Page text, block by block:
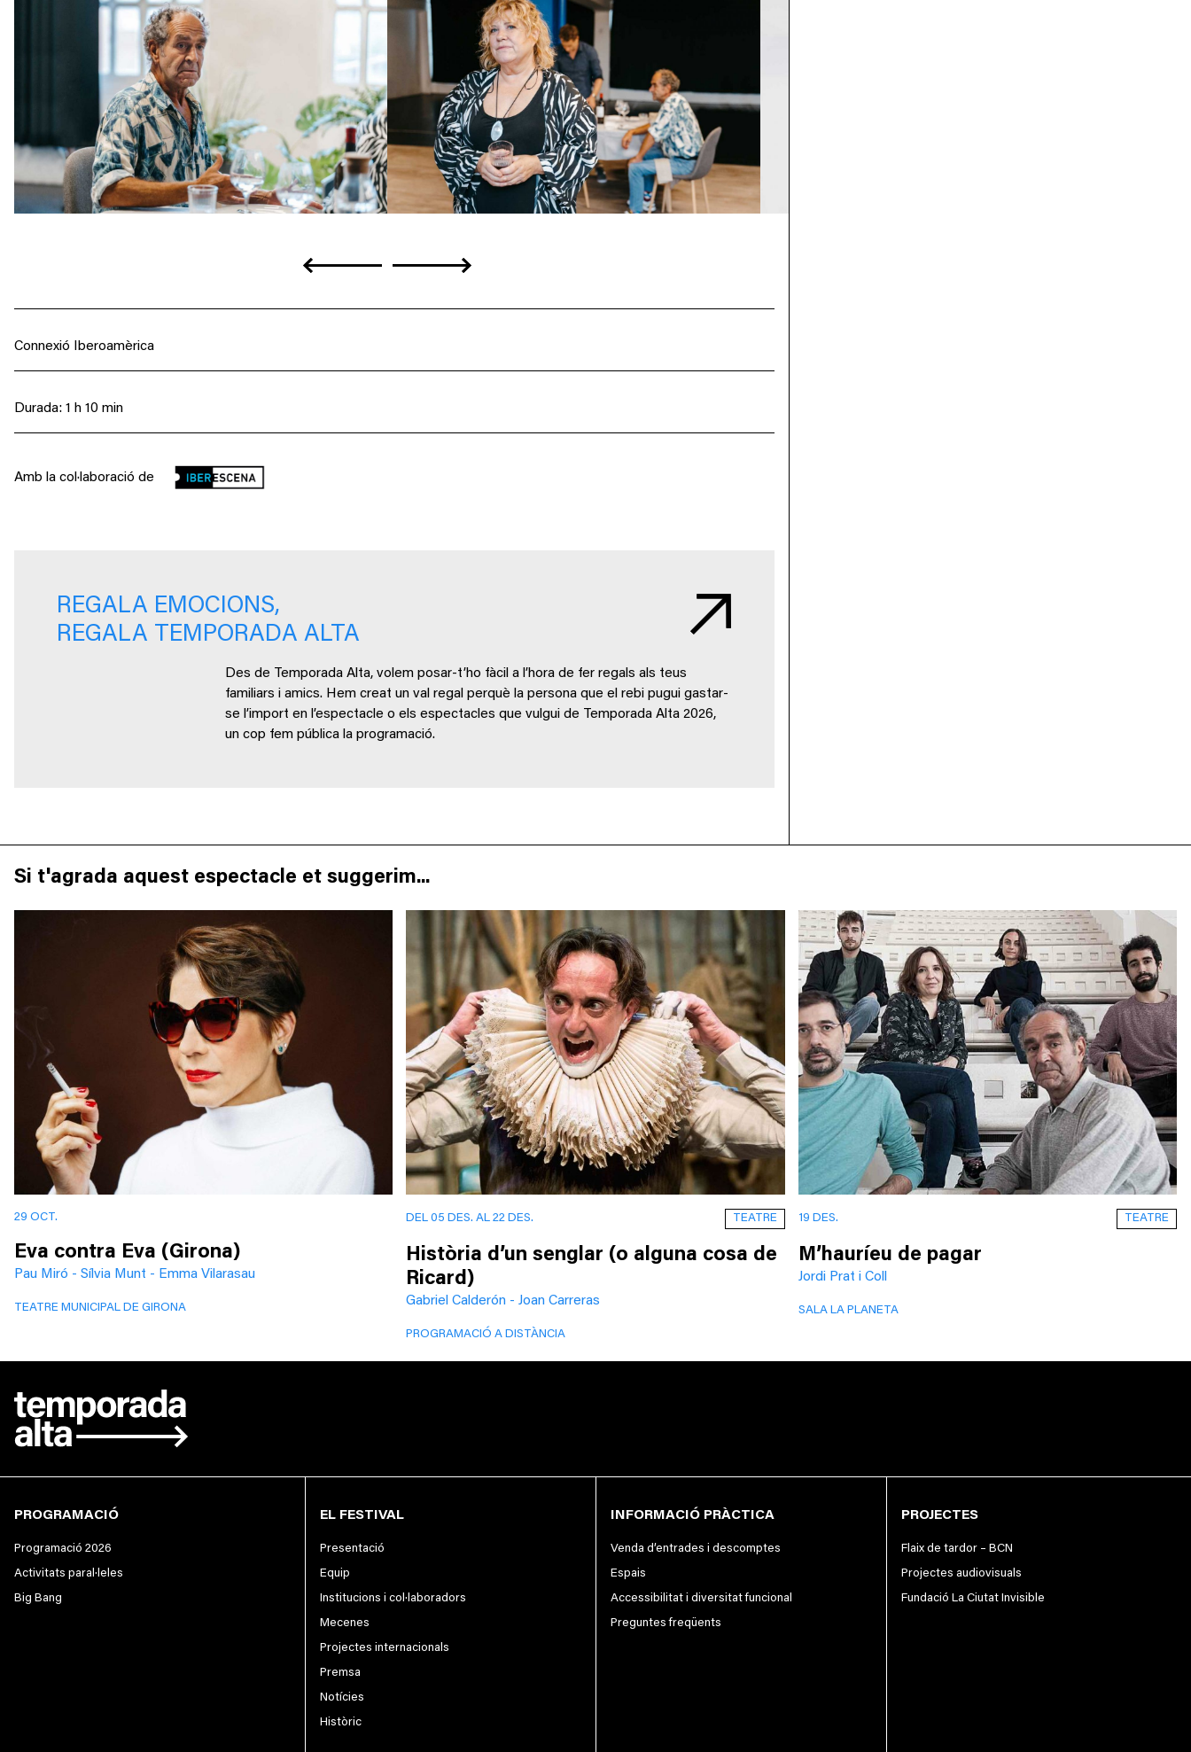
Connexió Iberoamèrica
Durada: 1 h 10 min
Amb la col·laboració de
REGALA EMOCIONS,
REGALA TEMPORADA ALTA
Des de Temporada Alta, volem posar-t’ho fàcil a l’hora de fer regals als teus
familiars i amics. Hem creat un val regal perquè la persona que el rebi pugui gastar-
se l’import en l’espectacle o els espectacles que vulgui de Temporada Alta 2026,
un cop fem pública la programació.
Si t'agrada aquest espectacle et suggerim...
29 OCT.
Eva contra Eva (Girona)
Pau Miró - Sílvia Munt - Emma Vilarasau
TEATRE MUNICIPAL DE GIRONA
DEL 05 DES. AL 22 DES. TEATRE
Història d’un senglar (o alguna cosa de
Ricard)
Gabriel Calderón - Joan Carreras
PROGRAMACIÓ A DISTÀNCIA
19 DES. TEATRE
M’hauríeu de pagar
Jordi Prat i Coll
SALA LA PLANETA
PROGRAMACIÓ
Programació 2026
Activitats paral·leles
Big Bang
EL FESTIVAL
Presentació
Equip
Institucions i col·laboradors
Mecenes
Projectes internacionals
Premsa
Notícies
Històric
INFORMACIÓ PRÀCTICA
Venda d’entrades i descomptes
Espais
Accessibilitat i diversitat funcional
Preguntes freqüents
PROJECTES
Flaix de tardor – BCN
Projectes audiovisuals
Fundació La Ciutat Invisible